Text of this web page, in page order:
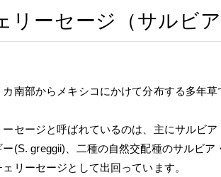
リーセージ（サルビ
カ南部からメキシコにかけて分布する多年
ーセージと呼ばれているのは、主にサルビ
ー(S. greggii)、二種の自然交配種のサルビ
ェリーセージとして出回っています。